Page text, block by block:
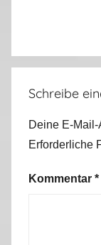
Schreibe
Deine E-
Erforderliche
Kommentar *